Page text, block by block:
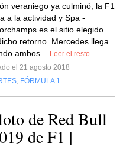
veraniego ya culminó, la F1
a la actividad y Spa -
es el sitio elegido
retorno. Mercedes llega
ambos...
Leer el resto
el 21 agosto 2018
, FÓRMULA 1
de Red Bull
de F1 |